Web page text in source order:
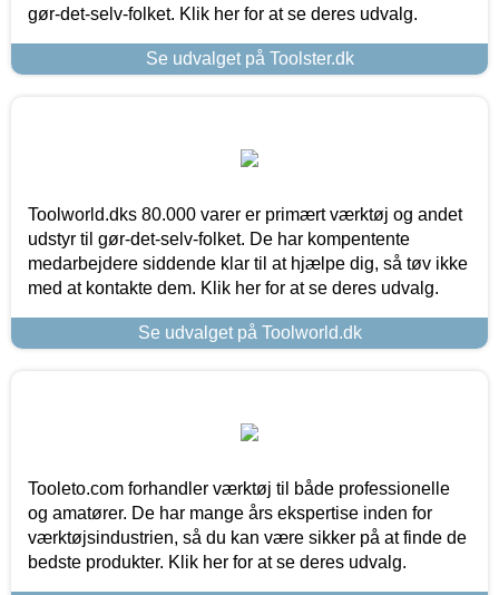
gør-det-selv-folket. Klik her for at se deres udvalg.
Se udvalget på Toolster.dk
Toolworld.dks 80.000 varer er primært værktøj og andet
udstyr til gør-det-selv-folket. De har kompentente
medarbejdere siddende klar til at hjælpe dig, så tøv ikke
med at kontakte dem. Klik her for at se deres udvalg.
Se udvalget på Toolworld.dk
Tooleto.com forhandler værktøj til både professionelle
og amatører. De har mange års ekspertise inden for
værktøjsindustrien, så du kan være sikker på at finde de
bedste produkter. Klik her for at se deres udvalg.